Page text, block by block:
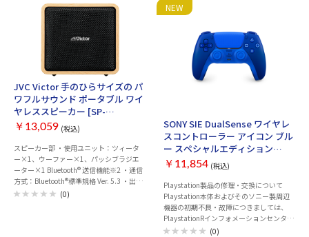
JVC Victor 手のひらサイズの パ
ワフルサウンド ポータブル ワイ
ヤレススピーカー [SP-
WM01BT]
￥13,059 (税込)
スピーカー部 ・使用ユニット：ツィータ
ー×1、ウーファー×1、パッシブラジエ
ーター×1 Bluetooth® 送信機能※2 ・通信
方式：Bluetooth®標準規格 Ver. 5.3 ・出
力：Class 1 ・最大通信距離：約10m ・対
(0)
NEW
SONY SIE DualSense ワイヤレ
スコントローラー アイコン ブル
ー スペシャルエディション
[CFI-ZCT2JZB]
￥11,854 (税込)
Playstation製品の修理・交換について
Playstation本体およびそのソニー製周辺
機器の初期不良・故障につきましては、
PlaystationRインフォメーションセンター
までお問い合わせのほどお願いいたしま
(0)